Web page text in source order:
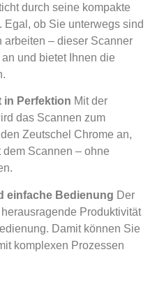
durch seine kompakte
ob Sie unterwegs sind
arbeiten – dieser Scanner
und bietet Ihnen die
in Perfektion Mit der
das Scannen zum
Zeutschel Chrome an,
Scannen – ohne
einfache Bedienung Der
Produktivität
Damit können Sie
komplexen Prozessen